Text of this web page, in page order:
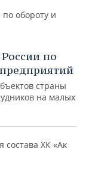
по
страны
на малых